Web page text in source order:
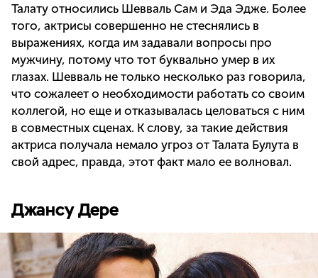
Талату относились Шевваль Сам и Эда Эдже. Более
того, актрисы совершенно не стеснялись в
выражениях, когда им задавали вопросы про
мужчину, потому что тот буквально умер в их
глазах. Шевваль не только несколько раз говорила,
что сожалеет о необходимости работать со своим
коллегой, но еще и отказывалась целоваться с ним
в совместных сценах. К слову, за такие действия
актриса получала немало угроз от Талата Булута в
свой адрес, правда, этот факт мало ее волновал.
Джансу Дере